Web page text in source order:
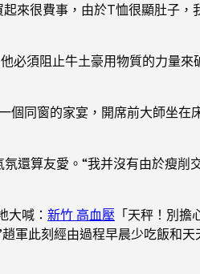
來很費事，由於T恤很顯肚子，
必須阻止牛土豪用物質的力量來
個同窗的家宴，開席前大師坐在
還算友愛。“我并沒有由於瘦削
大喊： 新竹 高血壓 「天秤！別
軍此刻經由過程早晨少吃飯和